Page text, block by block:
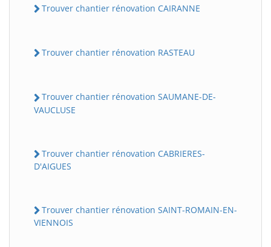
Trouver chantier rénovation CAIRANNE
Trouver chantier rénovation RASTEAU
Trouver chantier rénovation SAUMANE-DE-
VAUCLUSE
Trouver chantier rénovation CABRIERES-
D'AIGUES
Trouver chantier rénovation SAINT-ROMAIN-EN-
VIENNOIS